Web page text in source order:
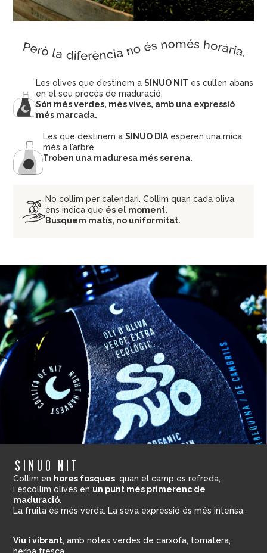
Les olives que destinem aSINUO NIT es cullen abans
en el seu procés de maduració.
Són més verdes, més vives, amb una expressió
més marcada.
Les que destinem aSINUO DIAesperen una mica
més a l’arbre.
Troben una maduresa més serena.
No collim per calendari. Collim quan cada oliva
ens indica que és el moment.
Busquem matís, no uniformitat.
sinuo nit
Collim en hores fosques, quan el camp es refreda,
i escollim olives en un punt més primerenc de
maduració.
La fruita és més verda. La seva expressió és més intensa.
Viu i vibrant, amb notes verdes de carxofa, tomatera,